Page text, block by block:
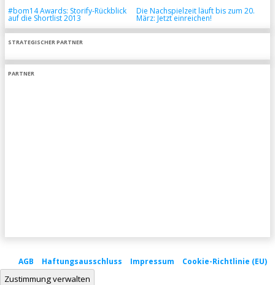
#bom14 Awards: Storify-Rückblick
auf die Shortlist 2013
Die Nachspielzeit läuft bis zum 20.
März: Jetzt einreichen!
STRATEGISCHER PARTNER
PARTNER
AGB Haftungsausschluss Impressum Cookie-Richtlinie (EU)
Zustimmung verwalten